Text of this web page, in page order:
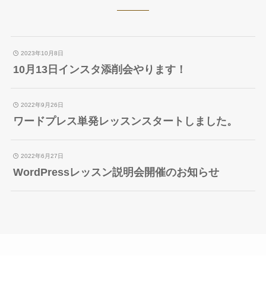
2023年10月8日
10月13日インスタ添削会やります！
2022年9月26日
ワードプレス単発レッスンスタートしました。
2022年6月27日
WordPressレッスン説明会開催のお知らせ